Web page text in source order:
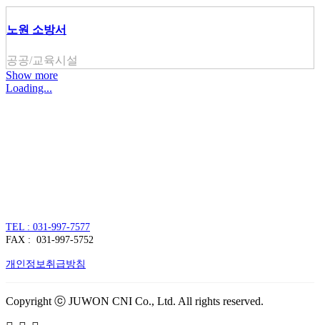
노원 소방서
공공/교육시설
Show more
Loading...
TEL : 031-997-7577
FAX : 031-997-5752
개인정보취급방침
Copyright ⓒ JUWON CNI Co., Ltd. All rights reserved.